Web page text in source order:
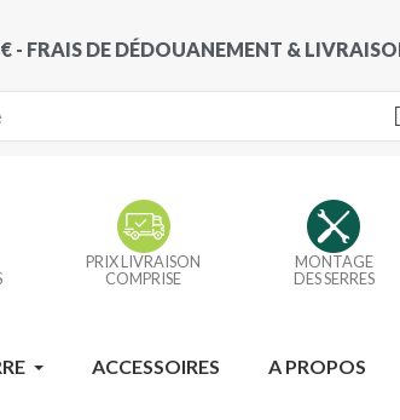
- FRAIS DE DÉDOUANEMENT &
PRIX LIVRAISON
COMPRISE
MONTAGE
DES SERRES
ACCESSOIRES A PROPOS